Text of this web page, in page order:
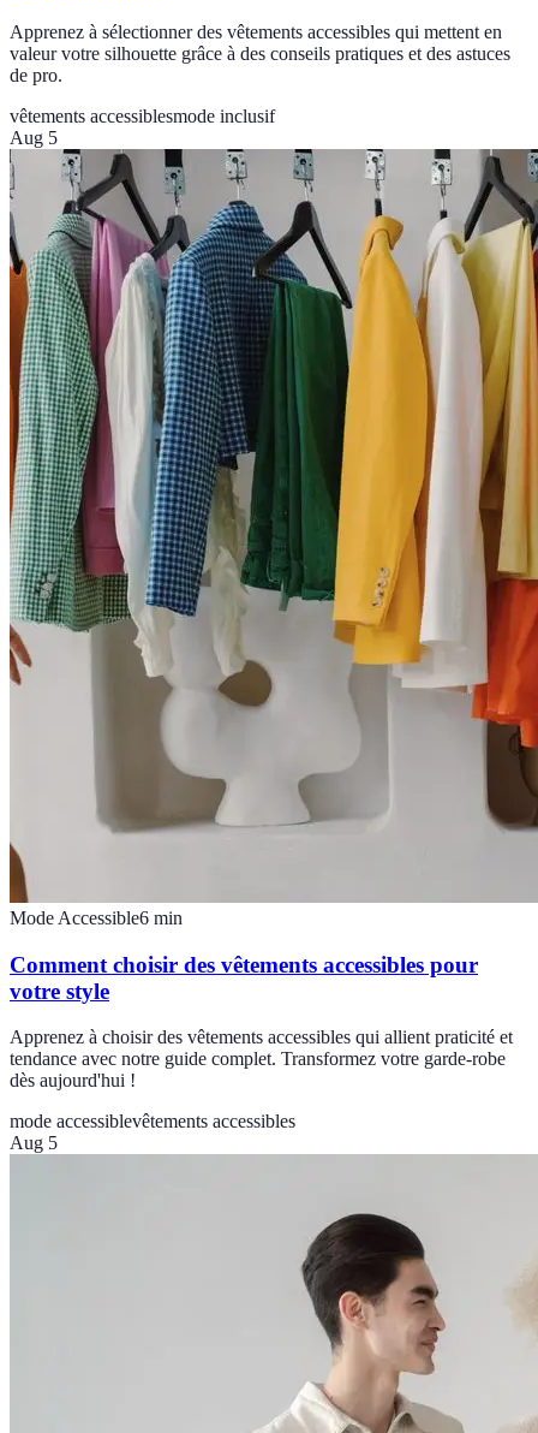
Apprenez à sélectionner des vêtements accessibles qui mettent en
valeur votre silhouette grâce à des conseils pratiques et des astuces
de pro.
vêtements accessiblesmode inclusif
Aug 5
Mode Accessible6 min
Comment choisir des vêtements accessibles pour
votre style
Apprenez à choisir des vêtements accessibles qui allient praticité et
tendance avec notre guide complet. Transformez votre garde-robe
dès aujourd'hui !
mode accessiblevêtements accessibles
Aug 5